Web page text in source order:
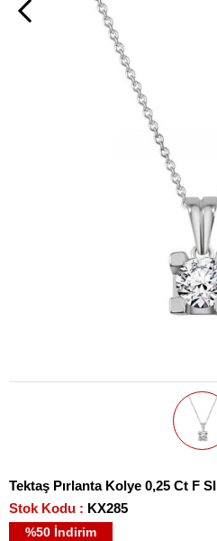
Tektaş Pırlanta Kolye 0,25 Ct F SI
Stok Kodu
KX285
%50 İndirim